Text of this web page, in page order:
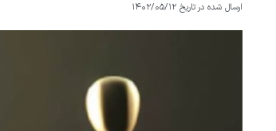
ارسال شده در تاریخ ۱۴۰۲/۰۵/۱۲